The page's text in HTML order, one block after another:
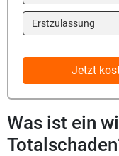
Year
Jetzt
Was ist ein